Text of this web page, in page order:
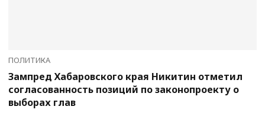
ПОЛИТИКА
Зампред Хабаровского края Никитин отметил
согласованность позиций по законопроекту о
выборах глав